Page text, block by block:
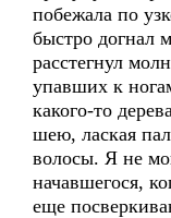
побежала по
быстро догнал
расстегнул
упавших к
какого-то
шею, лаская
волосы. Я не
начавшегося,
еще